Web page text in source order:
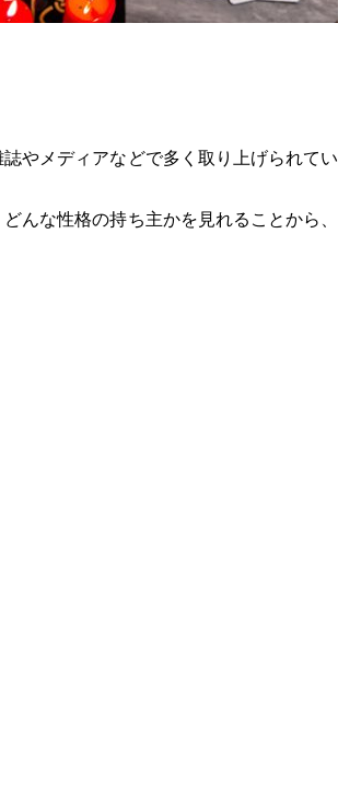
やメディアなどで多く取り上げられてい
んな性格の持ち主かを見れることから、